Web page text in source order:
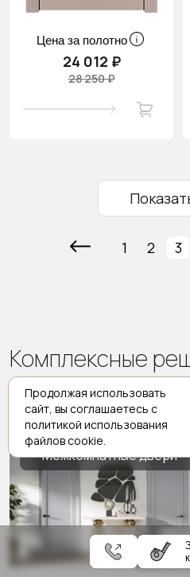
Цена за полотно
24 012 ₽
28 250 ₽
1 2 3
Комплексные
Porta prima
Межкомнатные двери
Продолжая использовать
сайт, вы соглашаетесь с
политикой использования
файлов cookie.